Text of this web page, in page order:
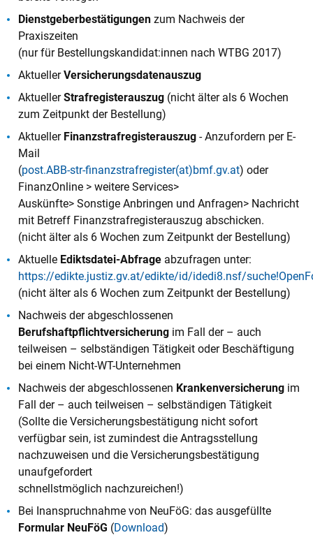
Dienstgeberbestätigungen zum Nachweis der
Praxiszeiten
(nur für Bestellungskandidat:innen nach WTBG 2017)
AktuellerVersicherungsdatenauszug
AktuellerStrafregisterauszug (nicht älter als 6 Wochen
zum Zeitpunkt der Bestellung)
Aktueller Finanzstrafregisterauszug - Anzufordern per E-
Mail
(post.ABB-str-finanzstrafregister(at)bmf.gv.at) oder
FinanzOnline > weitere Services>
Auskünfte> Sonstige Anbringen und Anfragen> Nachricht
mit Betreff Finanzstrafregisterauszug abschicken.
(nicht älter als 6 Wochen zum Zeitpunkt der Bestellung)
Aktuelle Ediktsdatei-Abfrage abzufragen unter:
https://edikte.justiz.gv.at/edikte/id/idedi8.nsf/
(nicht älter als 6 Wochen zum Zeitpunkt der Bestellung)
Nachweis der abgeschlossenen
Berufshaftpflichtversicherung im Fall der – auch
teilweisen – selbständigen Tätigkeit oder Beschäftigung
bei einem Nicht-WT-Unternehmen
Nachweis der abgeschlossenen Krankenversicherung im
Fall der – auch teilweisen – selbständigen Tätigkeit
(Sollte die Versicherungsbestätigung nicht sofort
verfügbar sein, ist zumindest die Antragsstellung
nachzuweisen und die Versicherungsbestätigung
unaufgefordert
schnellstmöglich nachzureichen!)
Bei Inanspruchnahme von NeuFöG: das ausgefüllte
Formular NeuFöG (Download)